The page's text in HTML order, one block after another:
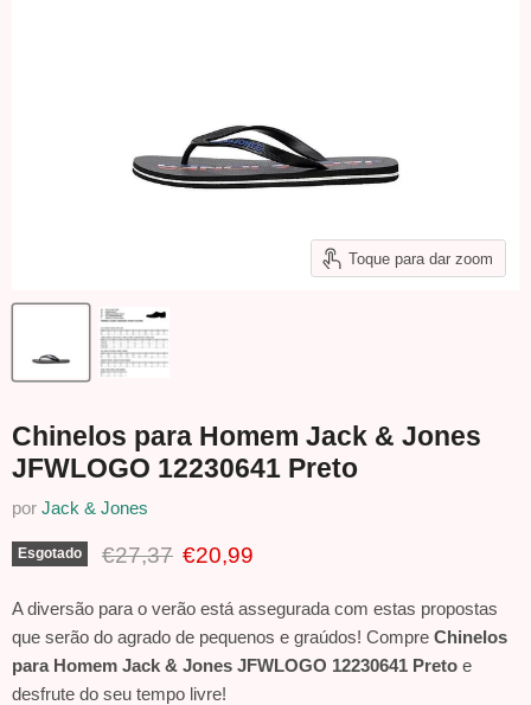
Toque para dar zoom
Chinelos para Homem Jack & Jones
JFWLOGO 12230641 Preto
por Jack & Jones
Esgotado Preço Original
€27,37 Preço Atual
€20,99
A diversão para o verão está assegurada com estas propostas
que serão do agrado de pequenos e graúdos! Compre Chinelos
para Homem Jack & Jones JFWLOGO 12230641 Preto e
desfrute do seu tempo livre!